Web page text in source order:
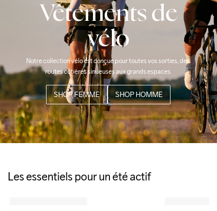
Vêtements de
vélo
Notre collection vélo est conçue pour toutes vos sorties, des
routes côtières sinueuses aux grands espaces.
SHOP FEMME SHOP HOMME
Les essentiels pour un été actif